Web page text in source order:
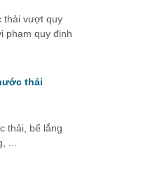
thải vượt quy
phạm quy định
thải
thải, bể lắng
...